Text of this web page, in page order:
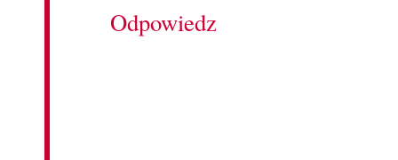
Odpowiedz